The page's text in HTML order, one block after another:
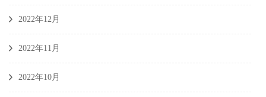
2022年12月
2022年11月
2022年10月